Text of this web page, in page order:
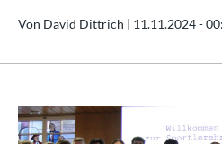
Von David Dittrich | 11.11.2024 -